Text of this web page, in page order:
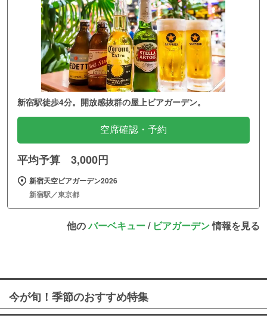
新宿駅徒歩4分。開放感抜群の屋上ビアガーデン。
空席確認・予約
平均予算 3,000円
新宿天空ビアガーデン2026
新宿駅／東京都
他のバーベキュー/ ビアガーデン情報を見る
今が旬！季節のおすすめ特集